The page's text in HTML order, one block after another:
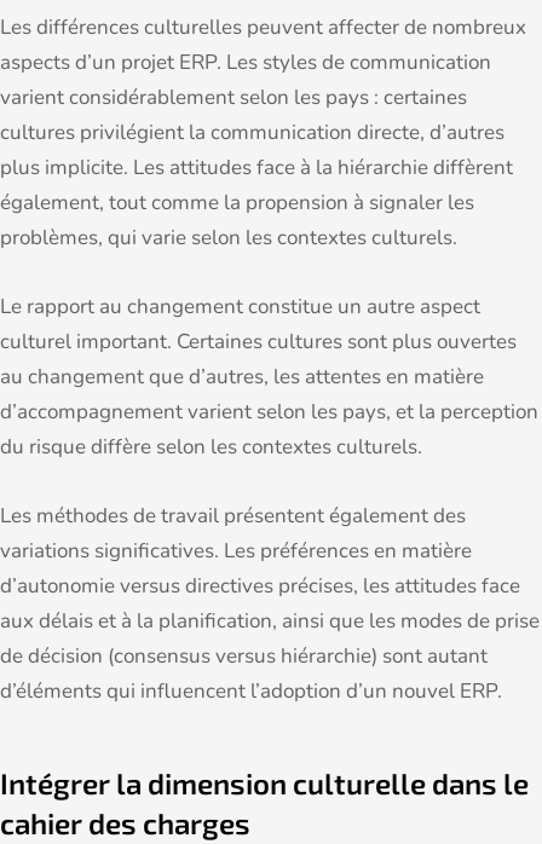
Les différences culturelles peuvent affecter de nombreux
aspects d’un projet ERP. Les styles de communication
varient considérablement selon les pays : certaines
cultures privilégient la communication directe, d’autres
plus implicite. Les attitudes face à la hiérarchie diffèrent
également, tout comme la propension à signaler les
problèmes, qui varie selon les contextes culturels.
Le rapport au changement constitue un autre aspect
culturel important. Certaines cultures sont plus ouvertes
au changement que d’autres, les attentes en matière
d’accompagnement varient selon les pays, et la perception
du risque diffère selon les contextes culturels.
Les méthodes de travail présentent également des
variations significatives. Les préférences en matière
d’autonomie versus directives précises, les attitudes face
aux délais et à la planification, ainsi que les modes de prise
de décision (consensus versus hiérarchie) sont autant
d’éléments qui influencent l’adoption d’un nouvel ERP.
Intégrer la dimension culturelle dans le
cahier des charges